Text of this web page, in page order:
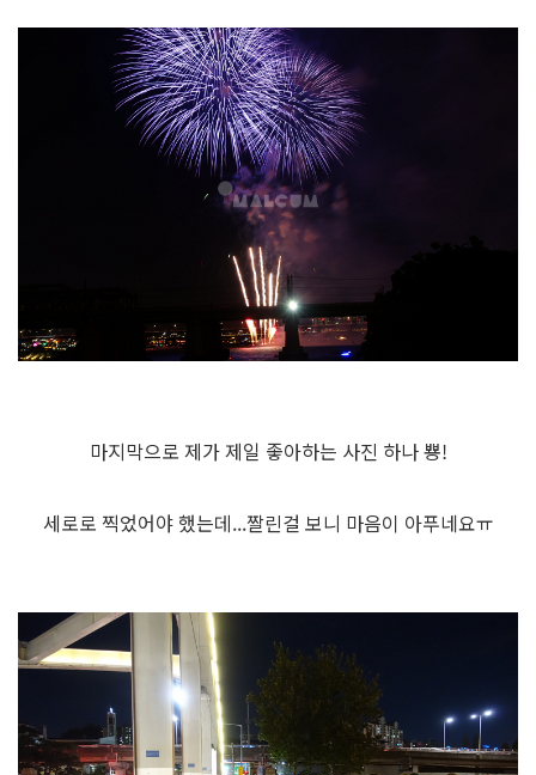
마지막으로 제가 제일 좋아하는 사진 하나 뿅!
세로로 찍었어야 했는데...짤린걸 보니 마음이 아푸네요ㅠ